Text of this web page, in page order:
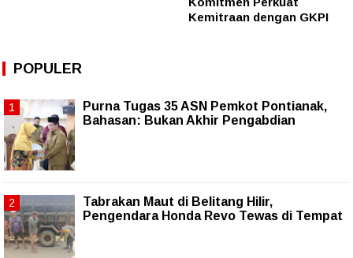
Kemitraan dengan GKPI
POPULER
Purna Tugas 35 ASN Pemkot Pontianak,
Bahasan: Bukan Akhir Pengabdian
Tabrakan Maut di Belitang Hilir,
Pengendara Honda Revo Tewas di Tempat